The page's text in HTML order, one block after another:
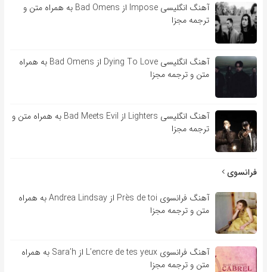
آهنگ انگلیسی Impose از Bad Omens به همراه متن و
ترجمه مجزا
آهنگ انگلیسی Dying To Love از Bad Omens به همراه
متن و ترجمه مجزا
آهنگ انگلیسی Lighters از Bad Meets Evil به همراه متن و
ترجمه مجزا
فرانسوی
آهنگ فرانسوی Près de toi از Andrea Lindsay به همراه
متن و ترجمه مجزا
آهنگ فرانسوی L’encre de tes yeux از Sara’h به همراه
متن و ترجمه مجزا